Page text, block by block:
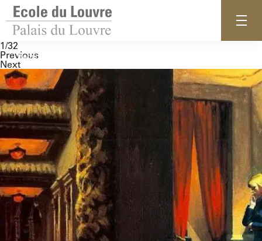
Home
1/32
Previous
Next